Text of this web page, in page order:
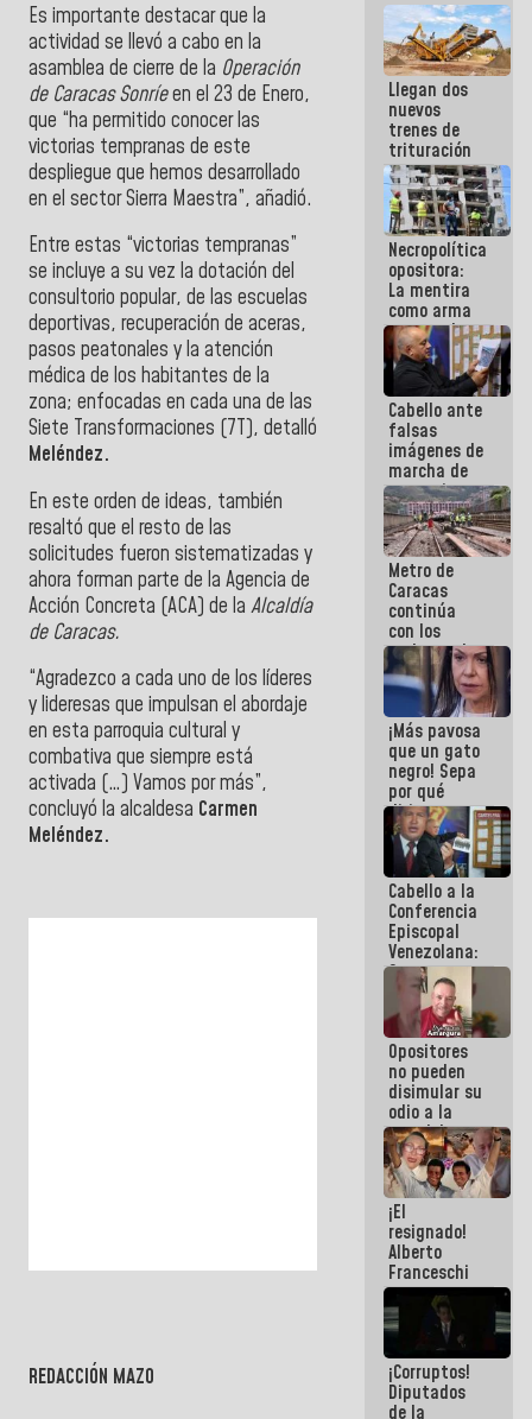
Es importante destacar que la
actividad se llevó a cabo en la
asamblea de cierre de la Operación
de Caracas Sonríeen el 23 de Enero,
que “ha permitido conocer las
victorias tempranas de este
despliegue que hemos desarrollado
en el sector Sierra Maestra”, añadió.
Entre estas “victorias tempranas”
se incluye a su vez la dotación del
consultorio popular, de las escuelas
deportivas, recuperación de aceras,
pasos peatonales y la atención
médica de los habitantes de la
zona; enfocadas en cada una de las
Siete Transformaciones (7T), detalló
Meléndez.
En este orden de ideas, también
resaltó que el resto de las
solicitudes fueron sistematizadas y
ahora forman parte de la Agencia de
Acción Concreta (ACA) de la Alcaldía
de Caracas.
“Agradezco a cada uno de los líderes
y lideresas que impulsan el abordaje
en esta parroquia cultural y
combativa que siempre está
activada (…) Vamos por más”,
concluyó la alcaldesa Carmen
Meléndez.
REDACCIÓN MAZO
Llegan dos
nuevos
trenes de
trituración
para
optimizar
manejo de
escombros
en La Guaira
Necropolítica
opositora:
La mentira
como arma
contra el
Pueblo
Cabello ante
falsas
imágenes de
marcha de
extremistas:
Son unos
coberos,
viven de la
mentira
Metro de
Caracas
continúa
con los
trabajos de
mantenimiento
e inspección
en la Línea 2
¡Más pavosa
que un gato
negro! Sepa
por qué
dirigentes
opositores
se
desmarcan
de La Sayo
Cabello a la
Conferencia
Episcopal
Venezolana:
Son unos
inmorales,
ni una
botella de
agua han
llevado
Opositores
no pueden
disimular su
odio a la
paz del
pueblo
¡El
resignado!
Alberto
Franceschi
muestra su
frustración
ante
burguesía
de siempre
¡Corruptos!
Diputados
de la